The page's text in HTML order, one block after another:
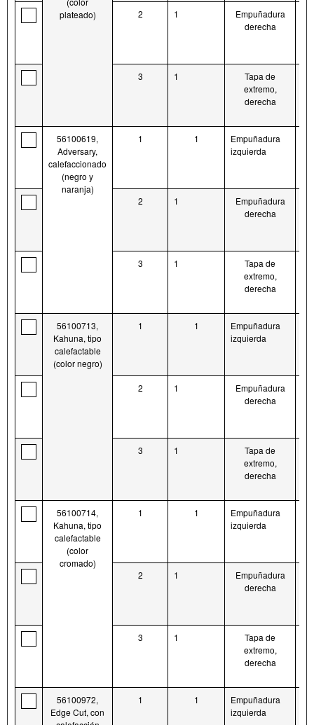
plateado)
2 1
Empuñadura
derecha
3 1
Tapa de
extremo,
derecha
56100619,
Adversary,
calefaccionado
(negro y
naranja)
1 1
Empuñadura
izquierda
2 1
Empuñadura
derecha
3 1
Tapa de
extremo,
derecha
56100713,
Kahuna, tipo
calefactable
(color negro)
1 1
Empuñadura
izquierda
2 1
Empuñadura
derecha
3 1
Tapa de
extremo,
derecha
56100714,
Kahuna, tipo
calefactable
(color
cromado)
1 1
Empuñadura
izquierda
2 1
Empuñadura
derecha
3 1
Tapa de
extremo,
derecha
56100972,
Edge Cut, con
1 1
Empuñadura
izquierda